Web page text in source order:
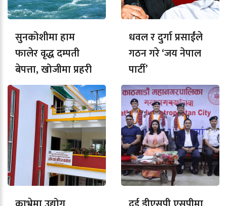
सुनकोशीमा हाम
फालेर वृद्ध दम्पती
बेपत्ता, खोजीमा प्रहरी
धवल र दुर्गा प्रसाईंले
गठन गरे ‘जय नेपाल
पार्टी’